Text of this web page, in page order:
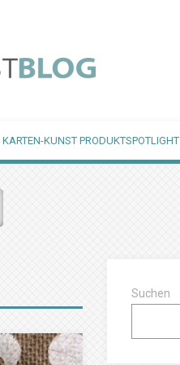
KARTEN-KUNST PRODUKTSPOTLIGHT
Suchen